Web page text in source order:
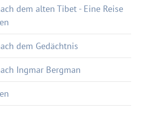
dem alten Tibet - Eine Reise
dem Gedächtnis
Ingmar Bergman